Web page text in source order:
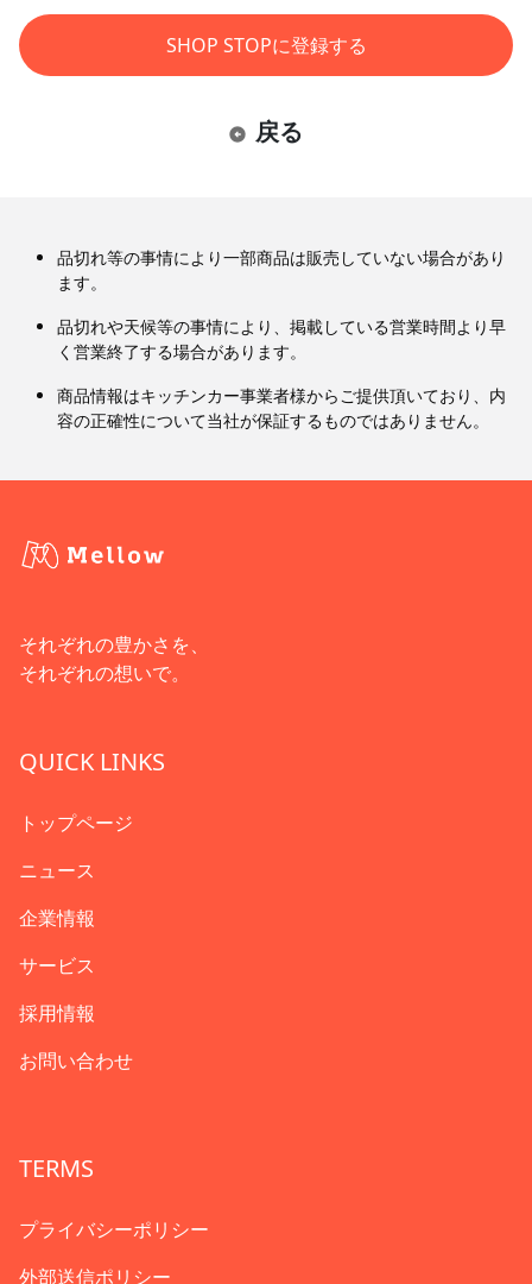
SHOP STOPに登録する
戻る
品切れ等の事情により一部商品は販売していない場合があり
ます。
品切れや天候等の事情により、掲載している営業時間より早
く営業終了する場合があります。
商品情報はキッチンカー事業者様からご提供頂いており、内
容の正確性について当社が保証するものではありません。
それぞれの豊かさを、
それぞれの想いで。
QUICK LINKS
トップページ
ニュース
企業情報
サービス
採用情報
お問い合わせ
TERMS
プライバシーポリシー
外部送信ポリシー